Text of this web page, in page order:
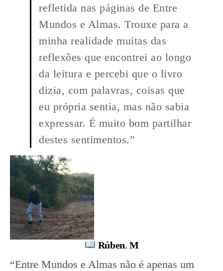
refletida nas páginas de Entre
Mundos e Almas. Trouxe para a
minha realidade muitas das
reflexões que encontrei ao longo
da leitura e percebi que o livro
dizia, com palavras, coisas que
eu própria sentia, mas não sabia
expressar. É muito bom partilhar
destes sentimentos.”
Rúben. M
“Entre Mundos e Almas não é apenas um